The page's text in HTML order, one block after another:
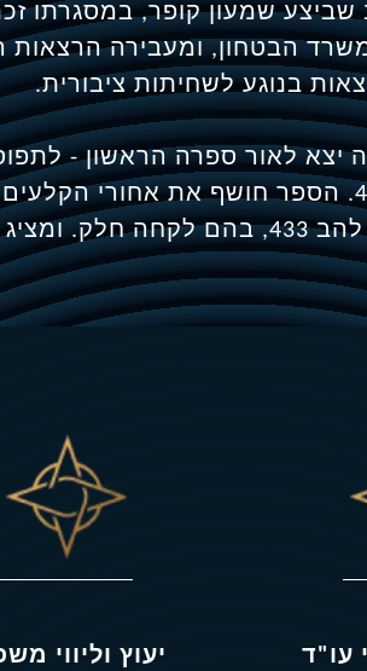
שביצע שמעון קופר, במסגרתו
הבטחון, ומעבירה הרצאות
בנוגע לשחיתות ציבורית.
יצא לאור ספרה הראשון -
להב 433. הספר חושף את אחורי
החקירות מזוית שונה.
עו"ד
יעוץ וליווי